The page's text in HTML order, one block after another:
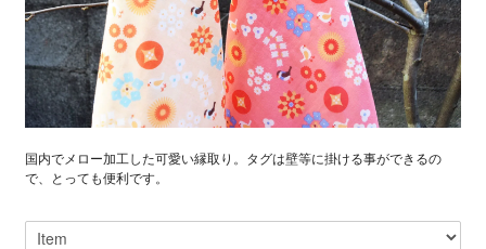
国内でメロー加工した可愛い縁取り。タグは壁等に掛ける事ができるの
で、とっても便利です。